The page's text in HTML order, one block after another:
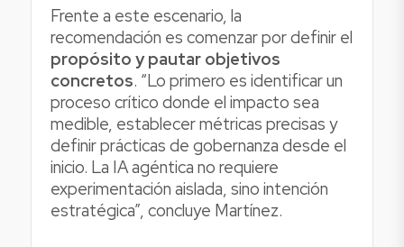
Frente a este escenario, la
recomendación es comenzar por definir el
propósito y pautar objetivos
concretos. “Lo primero es identificar un
proceso crítico donde el impacto sea
medible, establecer métricas precisas y
definir prácticas de gobernanza desde el
inicio. La IA agéntica no requiere
experimentación aislada, sino intención
estratégica”, concluye Martínez.